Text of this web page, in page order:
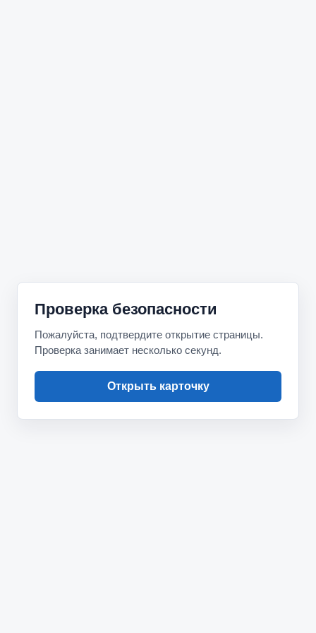
Проверка безопасности
Пожалуйста, подтвердите открытие страницы.
Проверка занимает несколько секунд.
Открыть карточку